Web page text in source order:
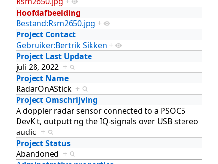
Hoofdafbeelding
Bestand:Rsm2650.jpg +
Project Contact
Gebruiker:Bertrik Sikken +
Project Last Update
juli 28, 2022 +
Project Name
RadarOnAStick +
Project Omschrijving
A doppler radar sensor connected to a PSOC5
DevKit, outputting the IQ-signals over USB stereo
audio +
Project Status
Abandoned +